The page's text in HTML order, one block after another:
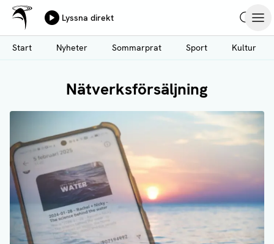
Hoppa
till
huvudinnehåll
Ålands Radio & TV
Lyssna direkt
Start
Nyheter Sommarprat Sport Kultur
Nätverksförsäljning